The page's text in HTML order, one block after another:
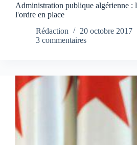
Administration publique algérienne :
l'ordre en place
Rédaction
20 octobre 2017
3 commentaires